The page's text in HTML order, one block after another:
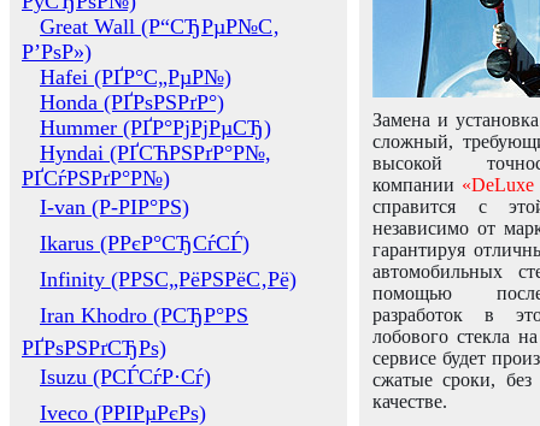
Great Wall (Р“СЂРµР№С‚
Р’РѕР»)
Hafei (РҐР°С„РµР№)
Honda (РҐРѕРЅРґР°)
Hummer (РҐР°РјРјРµСЂ)
Hyndai (РҐСЋРЅРґР°Р№,
РҐСѓРЅРґР°Р№)
I-van (Р-РІР°РЅ)
Ikarus (РРєР°СЂСѓСЃ)
Infinity (РРЅС„РёРЅРёС‚Рё)
Iran Khodro (РСЂР°РЅ
РҐРѕРЅРґСЂРѕ)
Isuzu (РСЃСѓР·Сѓ)
Iveco (РРІРµРєРѕ)
Замена и
сложный,
высокой
компании «DeLuxe
справится с
независимо от
гарантируя
автомобильных
помощью
разработок в
лобового стекла
сервисе будет
сжатые сроки,
качестве.